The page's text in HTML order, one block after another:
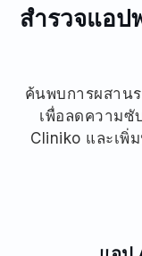
สำรวจแอป
ค้นพบการผสาน
เพื่อลดความ
Cliniko และเพิ่